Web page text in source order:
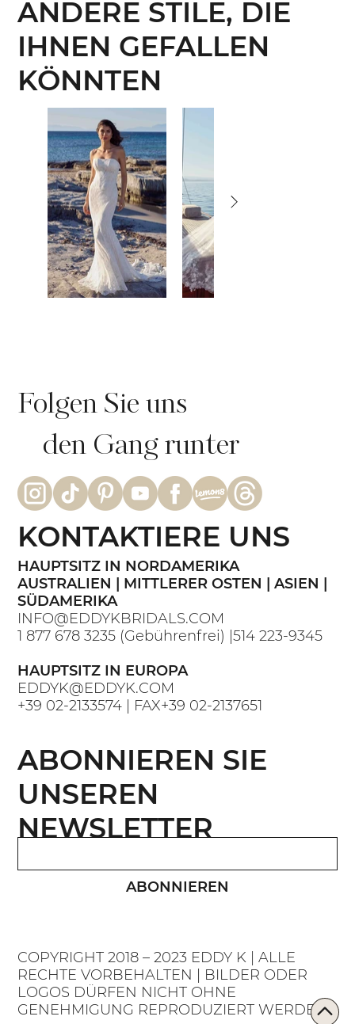
ANDERE STILE, DIE
IHNEN GEFALLEN
KÖNNTEN
COPYRIGHT 2018 – 2023 EDDY K | ALLE
RECHTE VORBEHALTEN | BILDER ODER
LOGOS DÜRFEN NICHT OHNE
GENEHMIGUNG REPRODUZIERT WERDEN.
Folgen Sie uns
den Gang runter
HAUPTSITZ IN NORDAMERIKA
AUSTRALIEN | MITTLERER OSTEN | ASIEN |
SÜDAMERIKA
INFO@EDDYKBRIDALS.COM
1 877 678 3235 (Gebührenfrei) |514 223-9345
HAUPTSITZ IN EUROPA
EDDYK@EDDYK.COM
+39 02-2133574 | FAX+39 02-2137651
KONTAKTIERE UNS
ABONNIEREN
ABONNIEREN SIE
UNSEREN
NEWSLETTER